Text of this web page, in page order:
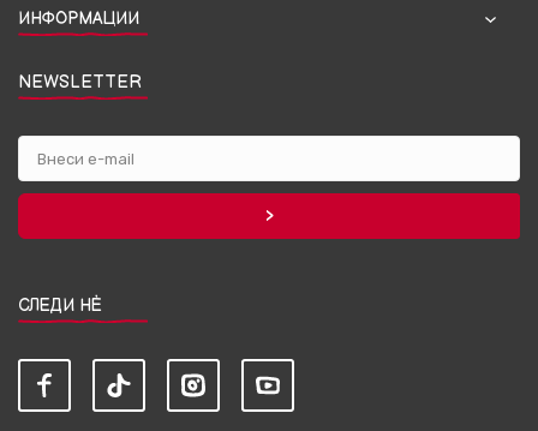
ИНФОРМАЦИИ
NEWSLETTER
СЛЕДИ НЀ